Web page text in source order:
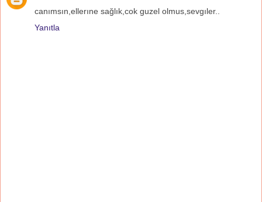
canımsın,ellerıne sağlık,cok guzel olmus,sevgıler..
Yanıtla